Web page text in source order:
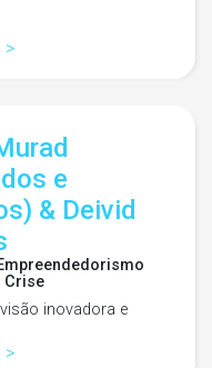
>
e
& Deivid
Crise
inovadora e
desenvolvimento
>